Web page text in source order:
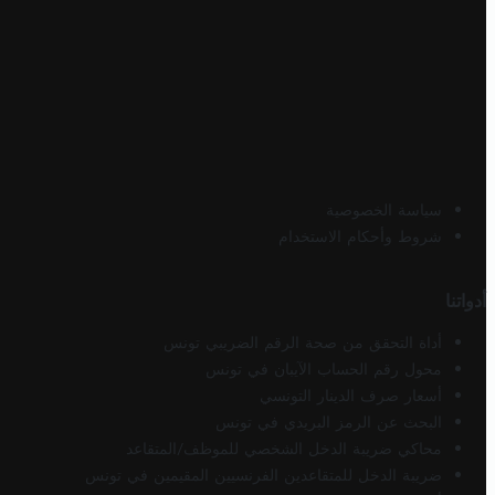
سياسة الخصوصية
شروط وأحكام الاستخدام
أدواتنا
أداة التحقق من صحة الرقم الضريبي تونس
محول رقم الحساب الآيبان في تونس
أسعار صرف الدينار التونسي
البحث عن الرمز البريدي في تونس
محاكي ضريبة الدخل الشخصي للموظف/المتقاعد
ضريبة الدخل للمتقاعدين الفرنسيين المقيمين في تونس